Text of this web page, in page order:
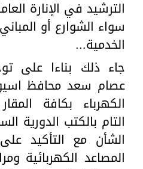
الترشيد في الإنارة
سواء الشوارع أو
الخدمية...
جاء ذلك بناءا على
عصام سعد محافظ
الكهرباء بكافة
التام بالكتب الدورية
الشأن مع التأكيد
المصاعد الكهربائية